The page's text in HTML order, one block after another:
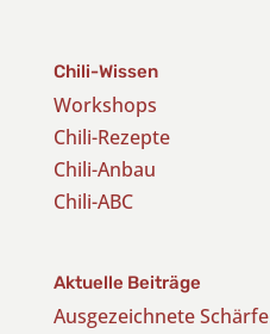
Chili-Wissen
Workshops
Chili-Rezepte
Chili-Anbau
Chili-ABC
Aktuelle Beiträge
Ausgezeichnete Schärfe